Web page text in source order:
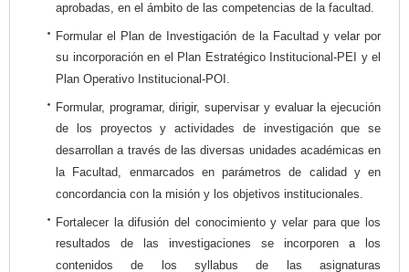
aprobadas, en el ámbito de las competencias de la facultad.
Formular el Plan de Investigación de la Facultad y velar por
su incorporación en el Plan Estratégico Institucional-PEI y el
Plan Operativo Institucional-POI.
Formular, programar, dirigir, supervisar y evaluar la ejecución
de los proyectos y actividades de investigación que se
desarrollan a través de las diversas unidades académicas en
la Facultad, enmarcados en parámetros de calidad y en
concordancia con la misión y los objetivos institucionales.
Fortalecer la difusión del conocimiento y velar para que los
resultados de las investigaciones se incorporen a los
contenidos de los syllabus de las asignaturas